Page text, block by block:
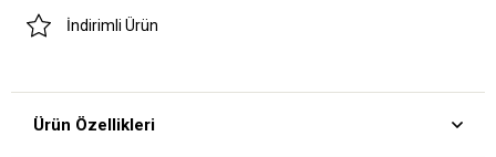
İndirimli Ürün
Ürün Özellikleri